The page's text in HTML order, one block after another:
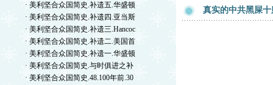
· 美利坚合众国简史.补遗五.华盛顿
· 美利坚合众国简史.补遗四.亚当斯
· 美利坚合众国简史.补遗三.Hancoc
· 美利坚合众国简史.补遗二.美国首
· 美利坚合众国简史.补遗一.华盛顿
· 美利坚合众国简史.与时俱进之补
· 美利坚合众国简史.48.100年前.30
真实的中共黑屎十